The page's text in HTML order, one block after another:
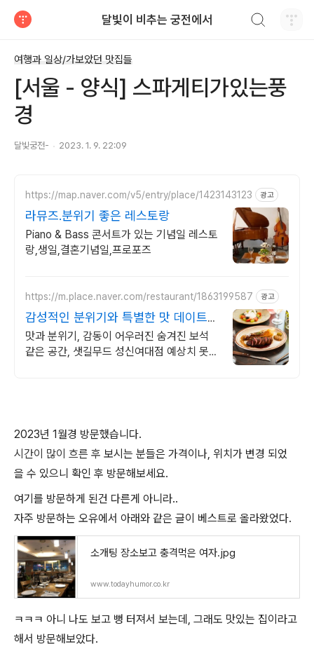
달빛이 비추는 궁전에서
여행과 일상/가보았던 맛집들
[서울 - 양식] 스파게티가있는풍
경
달빛궁전- 2023. 1. 9. 22:09
https://map.naver.com/v5/entry/place/1423143123 광고
라뮤즈.분위기 좋은 레스토랑
Piano & Bass 콘서트가 있는 기념일 레스토
랑,생일,결혼기념일,프로포즈
https://m.place.naver.com/restaurant/1863199587 광고
감성적인 분위기와 특별한 맛 데이트를
위한 특별한 공간
맛과 분위기, 감동이 어우러진 숨겨진 보석
같은 공간, 샛길무드 성신여대점 예상치 못한
2023년 1월경 방문했습니다.
시간이 많이 흐른 후 보시는 분들은 가격이나, 위치가 변경 되었
을 수 있으니 확인 후 방문해보세요.
여기를 방문하게 된건 다른게 아니라..
자주 방문하는 오유에서 아래와 같은 글이 베스트로 올라왔었다.
소개팅 장소보고 충격먹은 여자.jpg
www.todayhumor.co.kr
ㅋㅋㅋ 아니 나도 보고 뻥 터져서 보는데, 그래도 맛있는 집이라고
해서 방문해보았다.